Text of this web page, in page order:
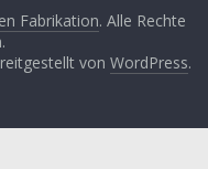
Fabrikation. Alle Rechte
von WordPress.